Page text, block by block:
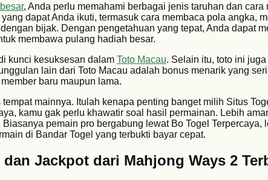
, Anda perlu memahami berbagai jenis taruhan dan cara
dapat Anda ikuti, termasuk cara membaca pola angka,
bijak. Dengan pengetahuan yang tepat, Anda dapat
membawa pulang hadiah besar.
kunci kesuksesan dalam Toto Macau. Selain itu, toto ini
lain dari Toto Macau adalah bonus menarik yang
member baru maupun lama.
mainnya. Itulah kenapa penting banget milih Situs
kamu gak perlu khawatir soal hasil permainan. Lebih
pemain pro bergabung lewat Bo Togel Terpercaya,
di Bandar Togel yang terbukti bayar cepat.
Jackpot dari Mahjong Ways 2